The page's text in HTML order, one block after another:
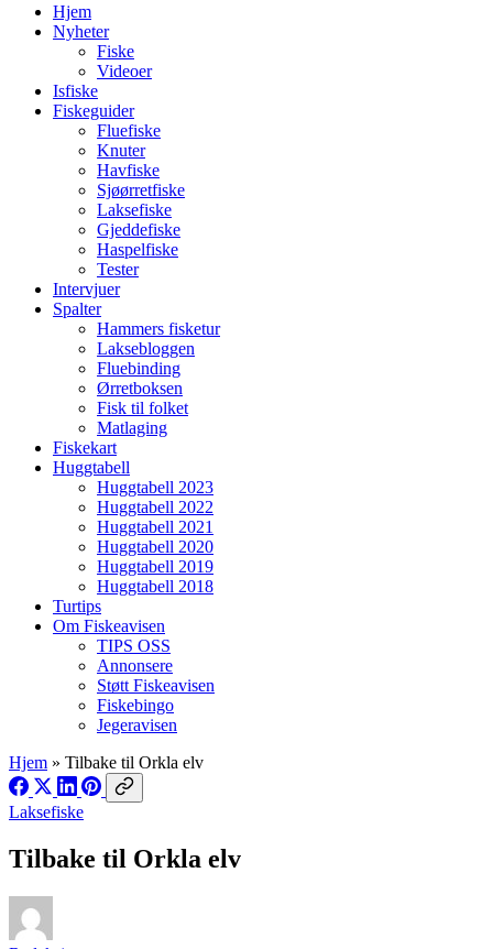
Hjem
Nyheter
Fiske
Videoer
Isfiske
Fiskeguider
Fluefiske
Knuter
Havfiske
Sjøørretfiske
Laksefiske
Gjeddefiske
Haspelfiske
Tester
Intervjuer
Spalter
Hammers fisketur
Laksebloggen
Fluebinding
Ørretboksen
Fisk til folket
Matlaging
Fiskekart
Huggtabell
Huggtabell 2023
Huggtabell 2022
Huggtabell 2021
Huggtabell 2020
Huggtabell 2019
Huggtabell 2018
Turtips
Om Fiskeavisen
TIPS OSS
Annonsere
Støtt Fiskeavisen
Fiskebingo
Jegeravisen
Hjem » Tilbake til Orkla elv
Laksefiske
Tilbake til Orkla elv